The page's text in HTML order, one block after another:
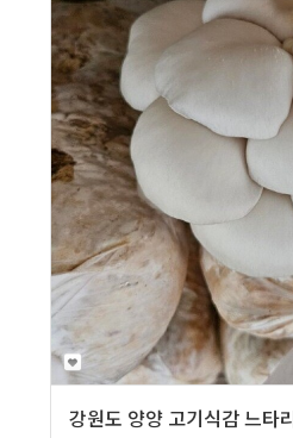
강원도 양양 고기식감 느타